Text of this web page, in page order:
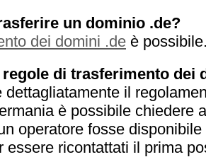
un dominio .de?
dei domini .de è
di trasferimento dei
dettagliatamente il
è possibile chiedere
operatore fosse
essere ricontattati il prima